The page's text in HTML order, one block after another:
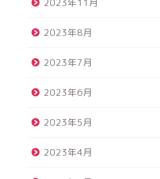
2023年11月
2023年8月
2023年7月
2023年6月
2023年5月
2023年4月